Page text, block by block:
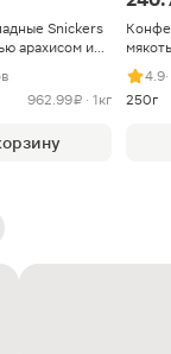
Snickers
арахисом и
962.99 ₽ · 1кг
4.9
250г